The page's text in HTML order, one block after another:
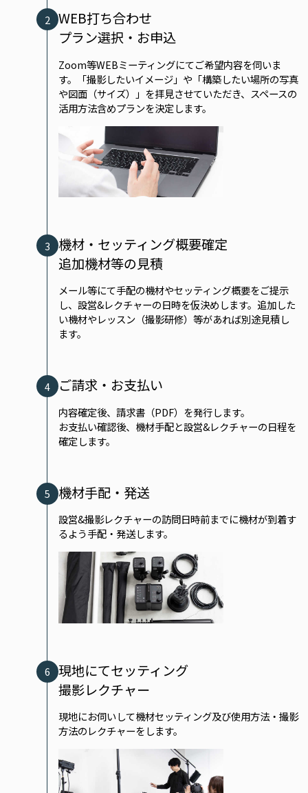
2
WEB打ち合わせ
プラン選択・お申込
Zoom等WEBミーティングにてご希望内容を伺いま
す。「撮影したいイメージ」や「構築したい場所の写真
や図面（サイズ）」を拝見させていただき、スペースの
活用方法含めプランを決定します。
3
機材・セッティング概要確定
追加機材等の見積
メール等にて手配の機材やセッティング概要をご提示
し、設営&レクチャーの日時を仮決めします。追加した
い機材やレッスン（撮影研修）等があれば別途見積し
ます。
4 ご請求・お支払い
内容確定後、請求書（PDF）を発行します。
お支払い確認後、機材手配と設営&レクチャーの日程を
確定します。
5 機材手配・発送
設営&撮影レクチャーの訪問日時前までに機材が到着す
るよう手配・発送します。
6
現地にてセッティング
撮影レクチャー
現地にお伺いして機材セッティング及び使用方法・撮影
方法のレクチャーをします。